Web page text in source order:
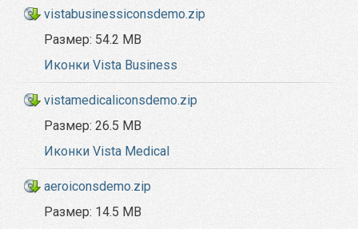
vistabusinessiconsdemo.zip
Размер: 54.2 MB
Иконки Vista Business
vistamedicaliconsdemo.zip
Размер: 26.5 MB
Иконки Vista Medical
aeroiconsdemo.zip
Размер: 14.5 MB